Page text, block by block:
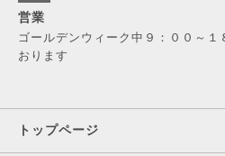
営業
ゴールデンウィーク中９：００～１
おります
トップページ